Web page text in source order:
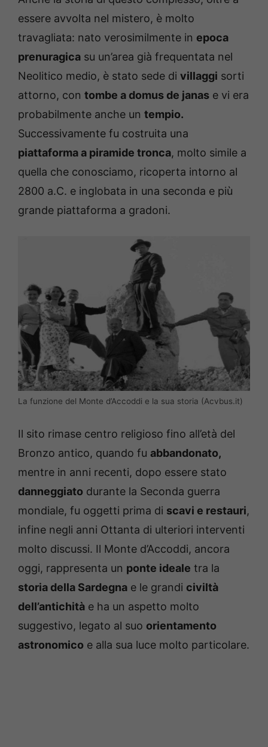
essere avvolta nel mistero, è molto
travagliata: nato verosimilmente in epoca
prenuragica su un’area già frequentata nel
Neolitico medio, è stato sede di villaggi sorti
attorno, con tombe a domus de janas e vi era
probabilmente anche un tempio.
Successivamente fu costruita una
piattaforma a piramide tronca, molto simile a
quella che conosciamo, ricoperta intorno al
2800 a.C. e inglobata in una seconda e più
grande piattaforma a gradoni.
La funzione del Monte d’Accoddi e la sua storia (Acvbus.it)
Il sito rimase centro religioso fino all’età del
Bronzo antico, quando fu abbandonato,
mentre in anni recenti, dopo essere stato
danneggiato durante la Seconda guerra
mondiale, fu oggetti prima di scavi e restauri,
infine negli anni Ottanta di ulteriori interventi
molto discussi. Il Monte d’Accoddi, ancora
oggi, rappresenta un ponte ideale tra la
storia della Sardegna e le grandi civiltà
dell’antichità e ha un aspetto molto
suggestivo, legato al suo orientamento
astronomico e alla sua luce molto particolare.